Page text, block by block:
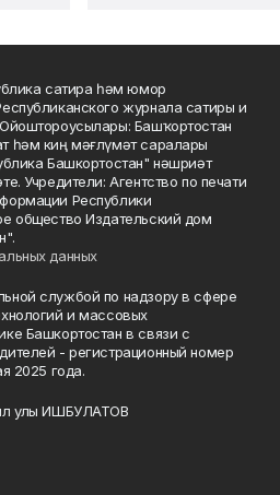
сатира һәм юмор
журнала сатиры и
Башҡортостан
һәм киң мәғлүмәт саралары
Башкортостан" нәшриәт
Учредители: Агентство по печати
Республики
общество Издательский дом
данных
службой по надзору в сфере
и массовых
Башкортостан в связи с
- регистрационный номер
2025 года.
улы ИШБУЛАТОВ